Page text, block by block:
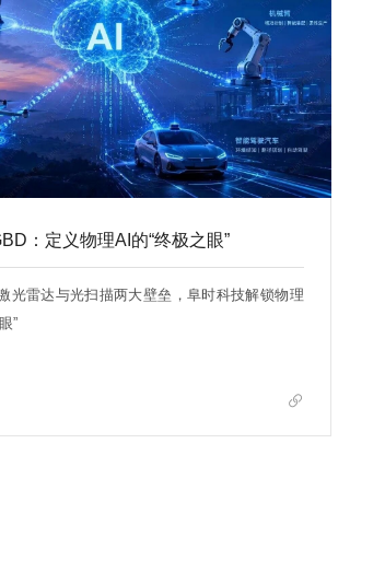
：定义物理AI的“终极之眼”
光雷达与光扫描两大壁垒，阜时科技解锁物理
”